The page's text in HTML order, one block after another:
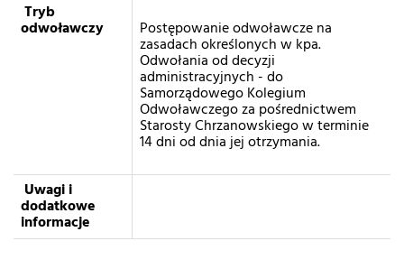
Tryb
odwoławczy Postępowanie odwoławcze na
zasadach określonych w kpa.
Odwołania od decyzji
administracyjnych - do
Samorządowego Kolegium
Odwoławczego za pośrednictwem
Starosty Chrzanowskiego w terminie
14 dni od dnia jej otrzymania.
Uwagi i
dodatkowe
informacje